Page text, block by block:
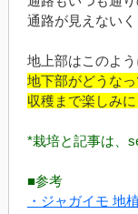
通路が見えない
地上部はこのよう
地下部がどうな
収穫まで楽しみ
*栽培と記事は、
■参考
・ジャガイモ 地